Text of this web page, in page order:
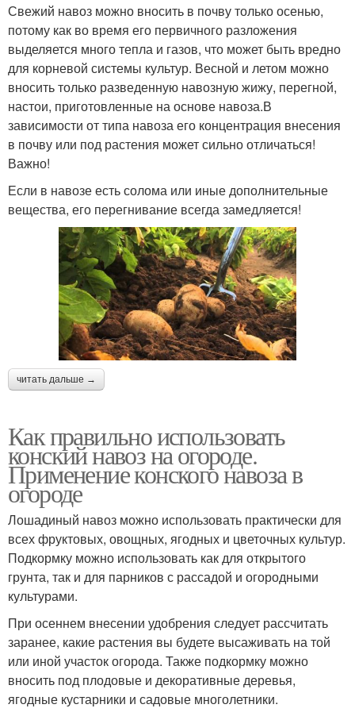
Навоз для удобрения
Навоз под картофель Конский компост
Навоз с опилками Навоз для арбузов
Навоз для цветов Навоз под яблоню
Навоз под огурцы Свиной навоз
Навоз под малину Навоз для клубники
Куриный навоз Козий навоз
Навоз на роль Навоз для огорода
Свежий навоз можно вносить в почву только осенью,
потому как во время его первичного разложения
выделяется много тепла и газов, что может быть вредно
для корневой системы культур. Весной и летом можно
вносить только разведенную навозную жижу, перегной,
настои, приготовленные на основе навоза.В
зависимости от типа навоза его концентрация внесения
в почву или под растения может сильно отличаться!
Важно!
Если в навозе есть солома или иные дополнительные
вещества, его перегнивание всегда замедляется!
читать дальше →
Как правильно использовать
конский навоз на огороде.
Применение конского навоза в
огороде
Лошадиный навоз можно использовать практически для
всех фруктовых, овощных, ягодных и цветочных культур.
Подкормку можно использовать как для открытого
грунта, так и для парников с рассадой и огородными
культурами.
При осеннем внесении удобрения следует рассчитать
заранее, какие растения вы будете высаживать на той
или иной участок огорода. Также подкормку можно
вносить под плодовые и декоративные деревья,
ягодные кустарники и садовые многолетники.